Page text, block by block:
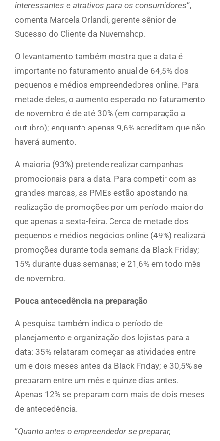
interessantes e atrativos para os consumidores“,
comenta Marcela Orlandi, gerente sênior de
Sucesso do Cliente da Nuvemshop.
O levantamento também mostra que a data é
importante no faturamento anual de 64,5% dos
pequenos e médios empreendedores online. Para
metade deles, o aumento esperado no faturamento
de novembro é de até 30% (em comparação a
outubro); enquanto apenas 9,6% acreditam que não
haverá aumento.
A maioria (93%) pretende realizar campanhas
promocionais para a data. Para competir com as
grandes marcas, as PMEs estão apostando na
realização de promoções por um período maior do
que apenas a sexta-feira. Cerca de metade dos
pequenos e médios negócios online (49%) realizará
promoções durante toda semana da Black Friday;
15% durante duas semanas; e 21,6% em todo mês
de novembro.
Pouca antecedência na preparação
A pesquisa também indica o período de
planejamento e organização dos lojistas para a
data: 35% relataram começar as atividades entre
um e dois meses antes da Black Friday; e 30,5% se
preparam entre um mês e quinze dias antes.
Apenas 12% se preparam com mais de dois meses
de antecedência.
“Quanto antes o empreendedor se preparar,